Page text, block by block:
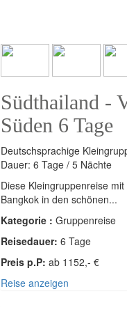
Südthailand -
Süden 6 Tage
Deutschsprachige
Dauer: 6 Tage / 5 Nächte
Diese Kleingruppenreise
Bangkok in den schönen...
Kategorie : Gruppenreise
Reisedauer: 6 Tage
Preis p.P: ab 1152,- €
Reise anzeigen